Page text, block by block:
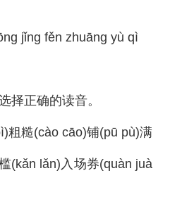
jǐng fěn zhuāng yù qì
择正确的读音。
粗糙(cào cāo)铺(pū pù)满
(kǎn lǎn)入场券(quàn juà